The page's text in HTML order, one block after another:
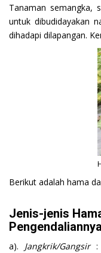
Tanaman semangka,
untuk dibudidayakan
dihadapi dilapangan.
Berikut adalah hama
Jenis-jenis
Pengendaliannya
a). Jangkrik/Gangsir: